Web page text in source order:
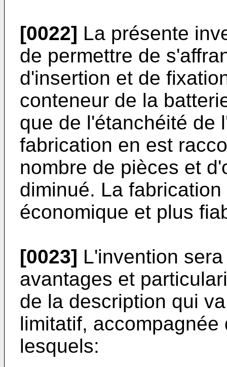
[0022] La présente
de permettre de
d'insertion et de
conteneur de la
que de l'étanchéité de
fabrication en est
nombre de pièces et
diminué. La
économique et plus
[0023] L'invention
avantages et
de la description qui
limitatif,
lesquels: